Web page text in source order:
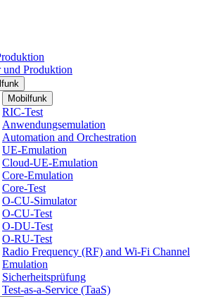
und Produktion
Mobilfunk
RIC-Test
Anwendungsemulation
Automation and Orchestration
UE-Emulation
Cloud-UE-Emulation
Core-Emulation
Core-Test
O-CU-Simulator
O-CU-Test
O-DU-Test
O-RU-Test
Radio Frequency (RF) and Wi-Fi Channel
Emulation
Sicherheitsprüfung
Test-as-a-Service (TaaS)